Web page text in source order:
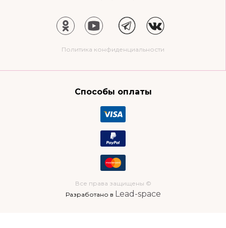
Политика конфиденциальности
Способы оплаты
Все права защищены ©
Разработано в Lead-space